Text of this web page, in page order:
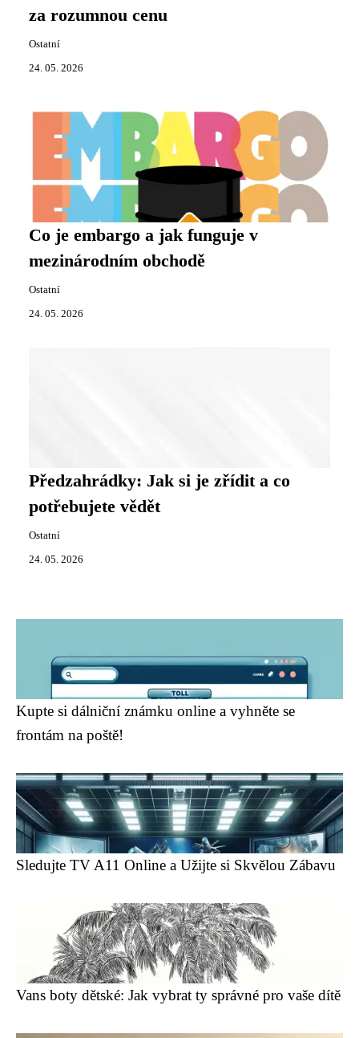
za rozumnou cenu
Ostatní
24. 05. 2026
Co je embargo a jak funguje v
mezinárodním obchodě
Ostatní
24. 05. 2026
Předzahrádky: Jak si je zřídit a co
potřebujete vědět
Ostatní
24. 05. 2026
Kupte si dálniční známku online a vyhněte se
frontám na poště!
Sledujte TV A11 Online a Užijte si Skvělou Zábavu
Vans boty dětské: Jak vybrat ty správné pro vaše dítě